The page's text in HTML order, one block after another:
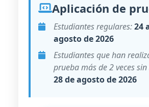
Aplicación de
Estudiantes regulares:24
agosto de 2026
Estudiantes que han
prueba más de 2 veces
28 de agosto de 2026